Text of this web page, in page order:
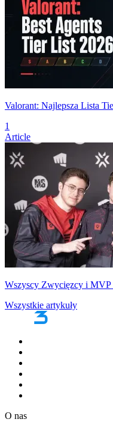
Valorant: Najlepsza Lista
1
Article
Wszyscy Zwycięzcy i MVP
Wszystkie artykuły
O nas